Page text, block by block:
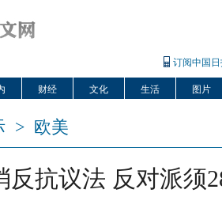
订阅中国
财经 文化 生活 图片
> 欧美
反抗议法 反对派须